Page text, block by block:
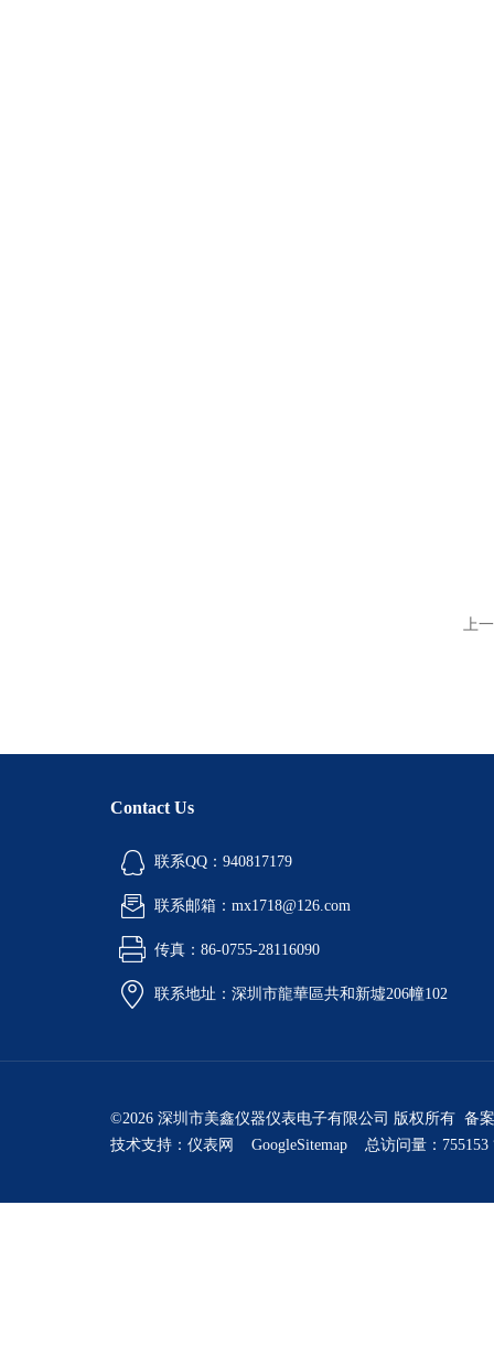
上
Contact Us
联系QQ：940817179
联系邮箱：mx1718@126.com
传真：86-0755-28116090
联系地址：深圳市龍華區共和新墟206幢102
©2026 深圳市美鑫仪器仪表电子有限公司 版权所有 备
技术支持： 仪表网 GoogleSitemap 总访问量：755153